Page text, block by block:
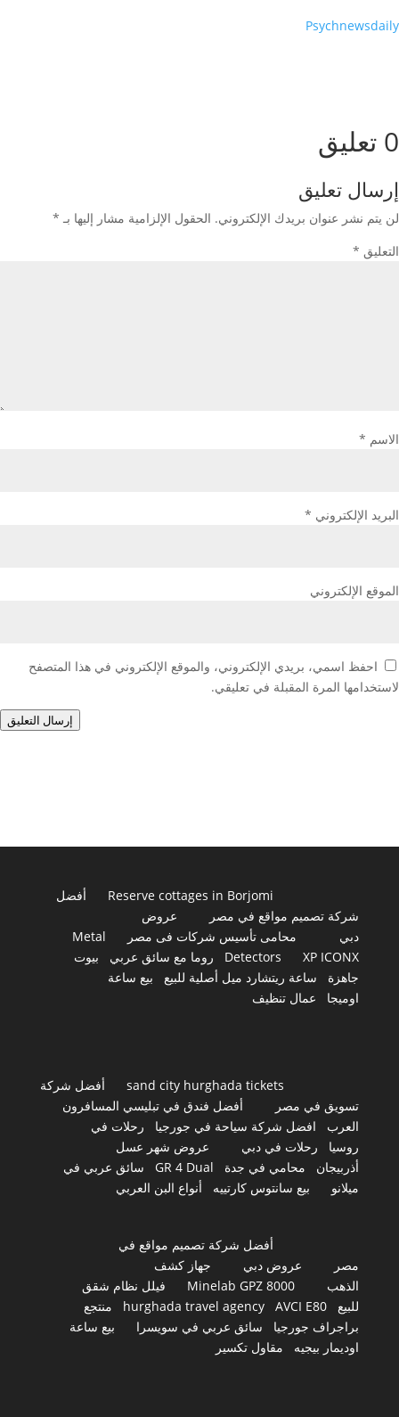
Psychnewsdaily
0 تعليق
إرسال تعليق
لن يتم نشر عنوان بريدك الإلكتروني. الحقول الإلزامية مشار إليها بـ *
التعليق *
الاسم *
البريد الإلكتروني *
الموقع الإلكتروني
احفظ اسمي، بريدي الإلكتروني، والموقع الإلكتروني في هذا المتصفح
لاستخدامها المرة المقبلة في تعليقي.
إرسال التعليق
Reserve cottages in Borjomi
أفضل
شركة تصميم مواقع في مصر
عروض
دبي
محامى تأسيس شركات فى مصر
Metal
Detectors
XP ICONX روما مع سائق عربي
بيوت
جاهزة
ساعة ريتشارد ميل أصلية للبيع
بيع ساعة
اوميجا
عمال تنظيف
sand city hurghada tickets
أفضل شركة
تسويق في مصر
أفضل فندق في تبليسي المسافرون
العرب
افضل شركة سياحة في جورجيا
رحلات في
روسيا
رحلات في دبي
عروض شهر عسل
أذربيجان
محامي في جدة GR 4 Dual
سائق عربي في
ميلانو
بيع سانتوس كارتييه أنواع البن العربي
أفضل شركة تصميم مواقع في
مصر
عروض دبي
جهاز كشف
الذهب
Minelab GPZ 8000
فيلل نظام شقق
للبيع
hurghada travel agency AVCI E80
منتجع
براجراف جورجيا
سائق عربي في سويسرا
بيع ساعة
اوديمار بيجيه
مقاول تكسير